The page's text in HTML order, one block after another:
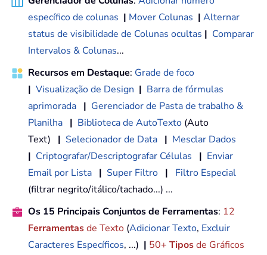
específico de colunas | Mover Colunas | Alternar
status de visibilidade de Colunas ocultas | Comparar
Intervalos & Colunas...
Recursos em Destaque: Grade de foco
| Visualização de Design | Barra de fórmulas
aprimorada | Gerenciador de Pasta de trabalho &
Planilha | Biblioteca de AutoTexto (Auto
Text) | Selecionador de Data | Mesclar Dados
| Criptografar/Descriptografar Células | Enviar
Email por Lista | Super Filtro |
Filtro Especial
(filtrar negrito/itálico/tachado...) ...
Os 15 Principais Conjuntos de Ferramentas: 12
Ferramentasde Texto (Adicionar Texto, Excluir
Caracteres Específicos, ...) | 50+ Tiposde Gráficos